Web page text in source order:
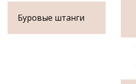
Буровые штанги